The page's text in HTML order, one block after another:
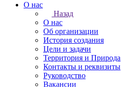
О нас
Назад
О нас
Об организации
История создания
Цели и задачи
Территория и Природа
Контакты и реквизиты
Руководство
Вакансии